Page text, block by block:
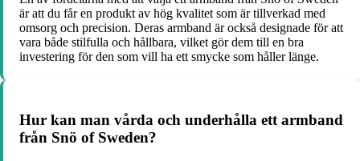
är att du får en produkt av hög kvalitet som är tillverkad med
omsorg och precision. Deras armband är också designade för att
vara både stilfulla och hållbara, vilket gör dem till en bra
investering för den som vill ha ett smycke som håller länge.
Hur kan man vårda och underhålla ett armband
från Snö of Sweden?